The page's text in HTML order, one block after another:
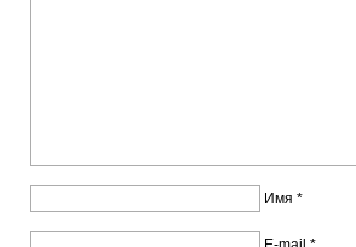
Имя *